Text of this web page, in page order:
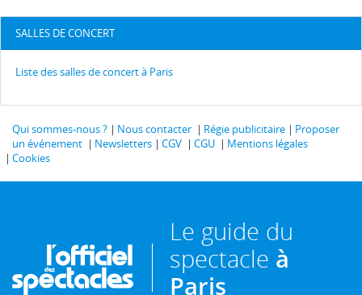
SALLES DE CONCERT
Liste des salles de concert à Paris
Qui sommes-nous ? Nous contacter Régie publicitaire
Proposer
un événement
Newsletters CGV CGU
Mentions légales
Cookies
Le guide du
spectacle à
Paris